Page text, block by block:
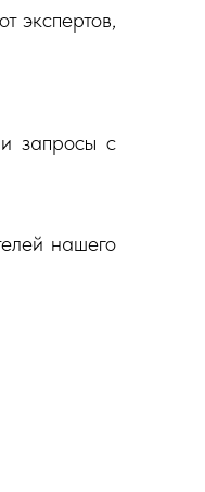
экспертов,
запросы с
нашего